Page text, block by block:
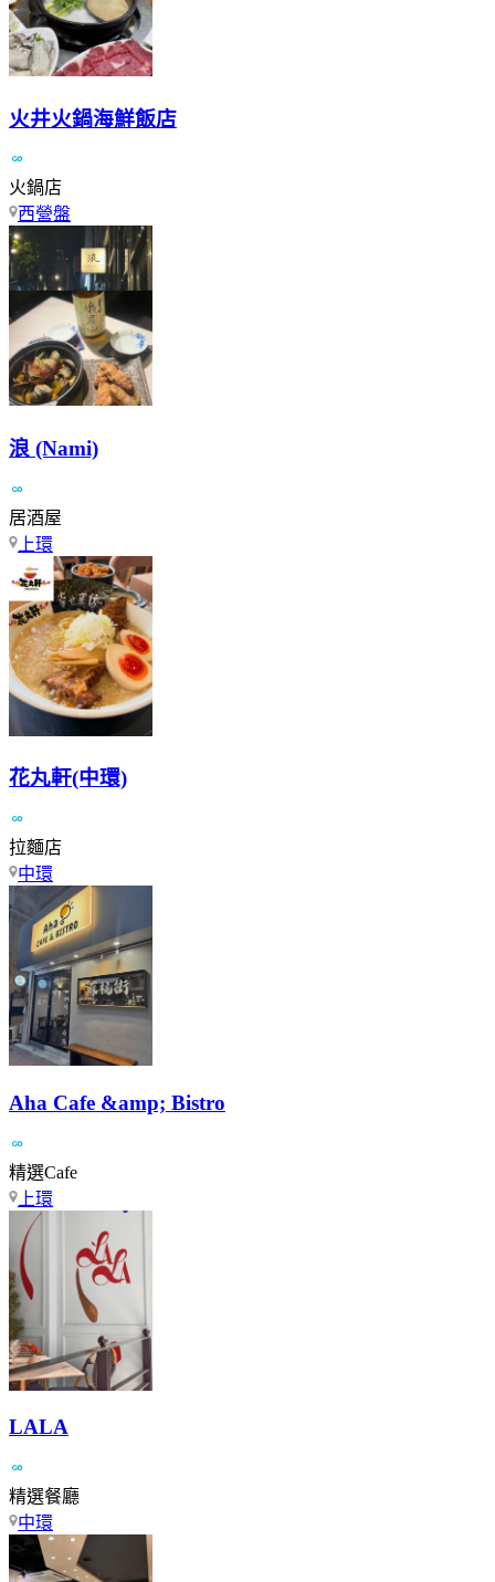
火井火鍋海鮮飯店
火鍋店
西營盤
浪 (Nami)
居酒屋
上環
花丸軒(中環)
拉麵店
中環
Aha Cafe &amp; Bistro
精選Cafe
上環
LALA
精選餐廳
中環